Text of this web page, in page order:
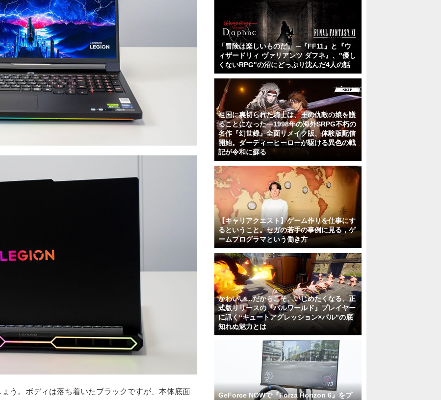
う。ボディは落ち着いたブラックですが、本体底面
「冒険は楽しいものだ」 ─『FF11』と『ウ
ィザードリィ ヴァリアンツ ダフネ』、"優し
くないRPG"の沼にどっぷり沈んだ4人の話
祖国に裏切られた騎士は、王の仇敵の娘を護
ることになった―1998年の海外SRPG不朽の
名作『幻世録』全面リメイク版、体験版配信
開始。ダーティーヒーローが駆ける異色の戦
記が令和に蘇る
【キャリアクエスト】ゲーム作りを仕事にす
るということ。セガの若手の事例に見る，ゲ
ームプログラマという働き方
かわいい…だからこそ、いじめたくなる。正
式版リリースの『パルワールド』プレイヤー
に訊く“キュートアグレッション×パル”の底
知れぬ魅力とは
GeForce NOWで『Forza Horizon 6』をプ